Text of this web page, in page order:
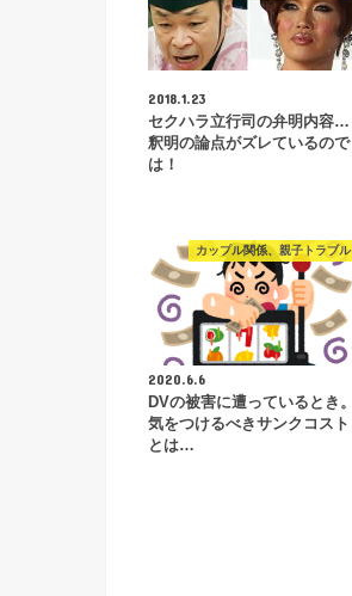
2018.1.23
セクハラ立行司の弁明内容…
釈明の論点がズレているので
は！
カップル関係、親子トラブル
2020.6.6
DVの被害に遭っているとき。
気をつけるべきサンクコスト
とは…